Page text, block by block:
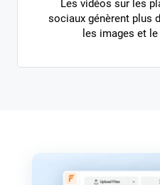
Les vidéos sur les
sociaux génèrent plus
les images et